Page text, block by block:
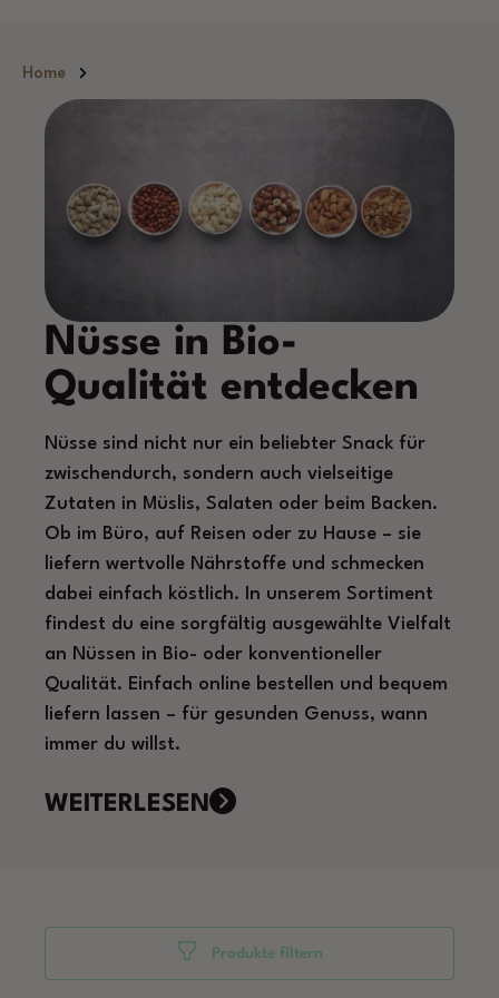
Home
Nüsse in Bio-
Qualität entdecken
Nüsse sind nicht nur ein beliebter Snack für
zwischendurch, sondern auch vielseitige
Zutaten in Müslis, Salaten oder beim Backen.
Ob im Büro, auf Reisen oder zu Hause – sie
liefern wertvolle Nährstoffe und schmecken
dabei einfach köstlich. In unserem Sortiment
findest du eine sorgfältig ausgewählte Vielfalt
an Nüssen in Bio- oder konventioneller
Qualität. Einfach online bestellen und bequem
liefern lassen – für gesunden Genuss, wann
immer du willst.
WEITERLESEN
Produkte filtern